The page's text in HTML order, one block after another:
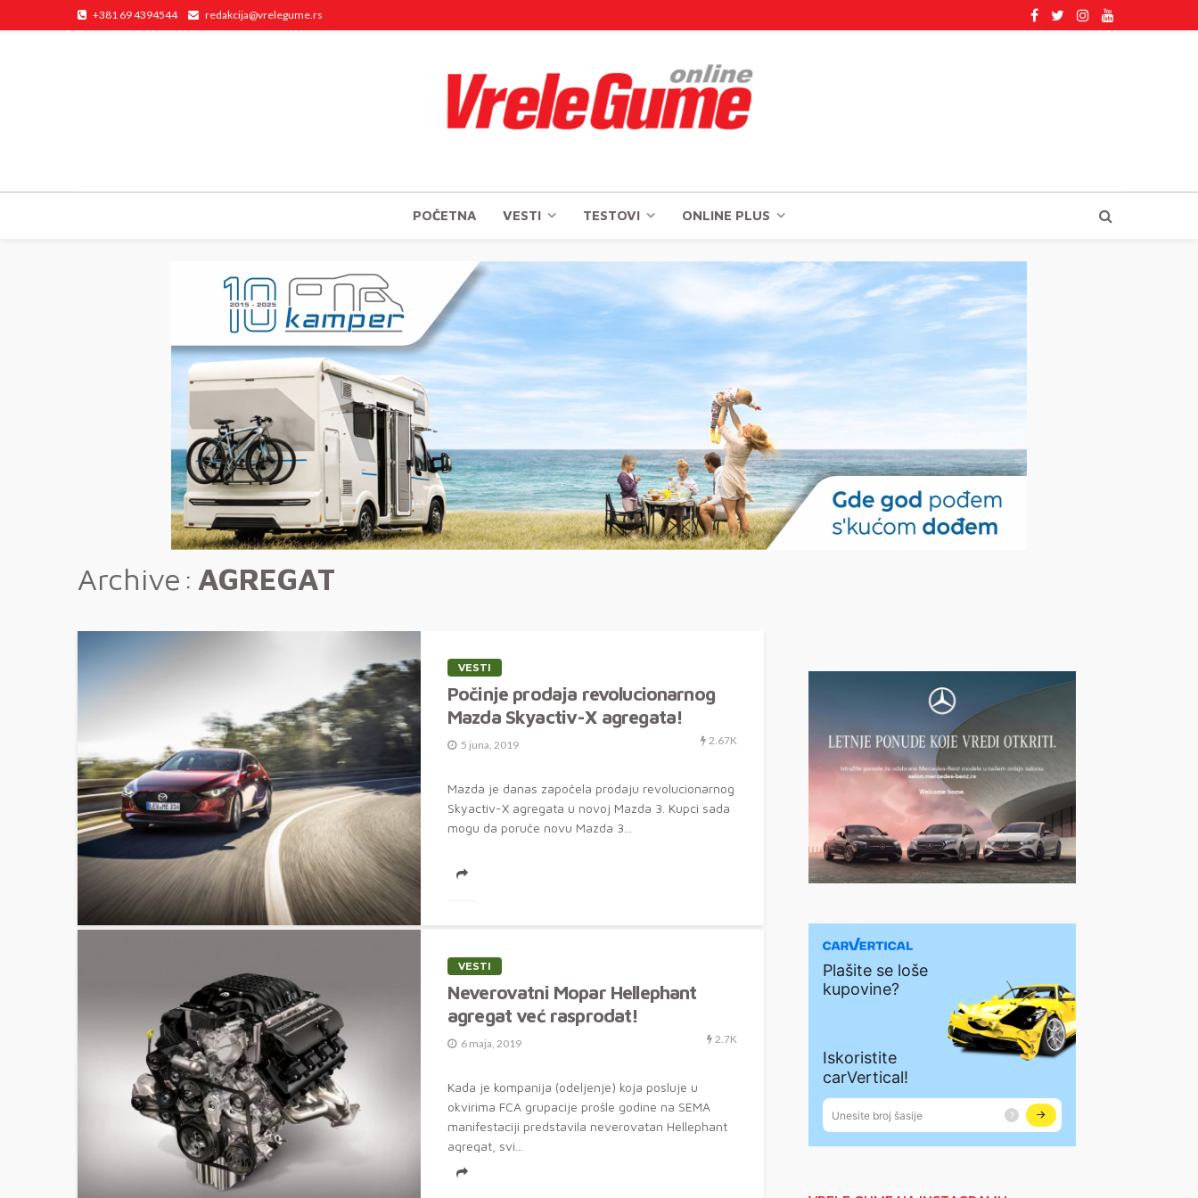
+381 69 4394544 redakcija@vrelegume.rs
POČETNA VESTI TESTOVI ONLINE PLUS
Archive AGREGAT
VESTI
Počinje prodaja revolucionarnog
Mazda Skyactiv-X agregata!
5 juna, 2019 2.67K
Mazda je danas započela prodaju revolucionarnog
Skyactiv-X agregata u novoj Mazda 3. Kupci sada
mogu da poruče novu Mazda 3...
VESTI
Neverovatni Mopar Hellephant
agregat već rasprodat!
6 maja, 2019 2.7K
Kada je kompanija (odeljenje) koja posluje u
okvirima FCA grupacije prošle godine na SEMA
manifestaciji predstavila neverovatan Hellephant
agregat, svi...